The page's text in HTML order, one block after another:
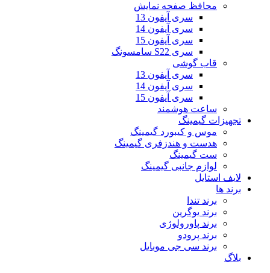
محافظ صفحه نمایش
سری آیفون 13
سری آیفون 14
سری آیفون 15
سری S22 سامسونگ
قاب گوشی
سری آیفون 13
سری آیفون 14
سری آیفون 15
ساعت هوشمند
تجهیزات گیمینگ
موس و کیبورد گیمینگ
هدست و هندزفری گیمینگ
ست گیمینگ
لوازم جانبی گیمینگ
لایف استایل
برند ها
برند تندا
برند یوگرین
برند پاورولوژی
برند پرودو
برند سی جی موبایل
بلاگ